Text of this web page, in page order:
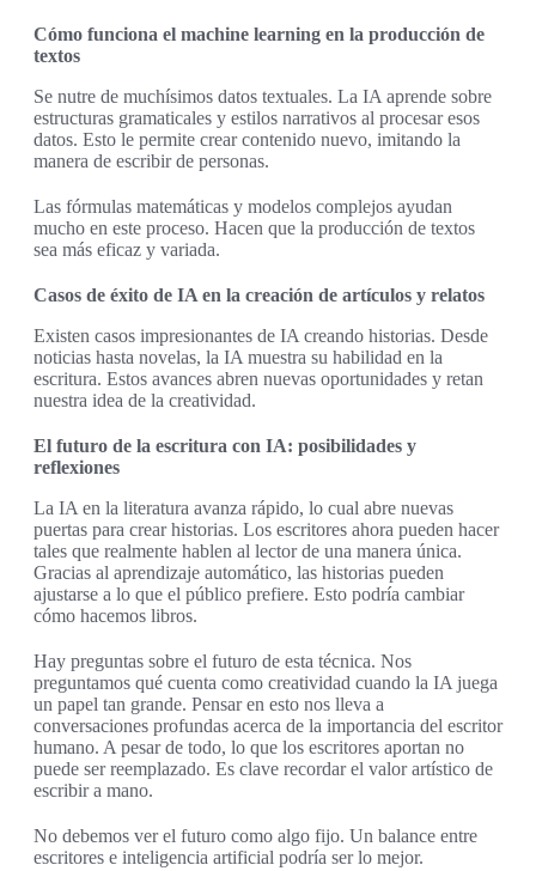
Cómo funciona el machine learning en la producción de
textos
Se nutre de muchísimos datos textuales. La IA aprende sobre
estructuras gramaticales y estilos narrativos al procesar esos
datos. Esto le permite crear contenido nuevo, imitando la
manera de escribir de personas.
Las fórmulas matemáticas y modelos complejos ayudan
mucho en este proceso. Hacen que la producción de textos
sea más eficaz y variada.
Casos de éxito de IA en la creación de artículos y relatos
Existen casos impresionantes de IA creando historias. Desde
noticias hasta novelas, la IA muestra su habilidad en la
escritura. Estos avances abren nuevas oportunidades y retan
nuestra idea de la creatividad.
El futuro de la escritura con IA: posibilidades y
reflexiones
La IA en la literatura avanza rápido, lo cual abre nuevas
puertas para crear historias. Los escritores ahora pueden hacer
tales que realmente hablen al lector de una manera única.
Gracias al aprendizaje automático, las historias pueden
ajustarse a lo que el público prefiere. Esto podría cambiar
cómo hacemos libros.
Hay preguntas sobre el futuro de esta técnica. Nos
preguntamos qué cuenta como creatividad cuando la IA juega
un papel tan grande. Pensar en esto nos lleva a
conversaciones profundas acerca de la importancia del escritor
humano. A pesar de todo, lo que los escritores aportan no
puede ser reemplazado. Es clave recordar el valor artístico de
escribir a mano.
No debemos ver el futuro como algo fijo. Un balance entre
escritores e inteligencia artificial podría ser lo mejor.